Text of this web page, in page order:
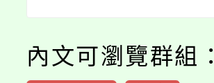
內文可瀏覽群組：